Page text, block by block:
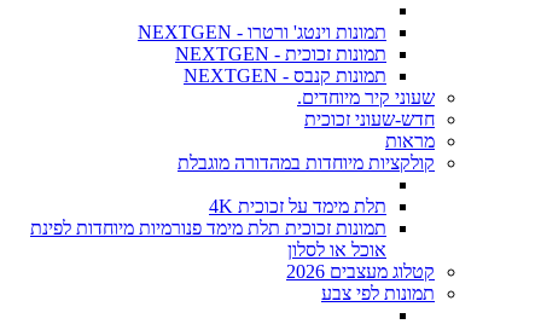
תמונות וינטג' ורטרו - NEXTGEN
תמונות זכוכית - NEXTGEN
תמונות קנבס - NEXTGEN
שעוני קיר מיוחדים.
חדש-שעוני זכוכית
מראות
קולקציות מיוחדות במהדורה מוגבלת
תלת מימד על זכוכית 4K
תמונות זכוכית תלת מימד פנורמיות מיוחדות לפינת
אוכל או לסלון
קטלוג מעצבים 2026
תמונות לפי צבע